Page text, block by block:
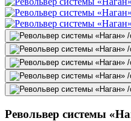
Револьвер системы